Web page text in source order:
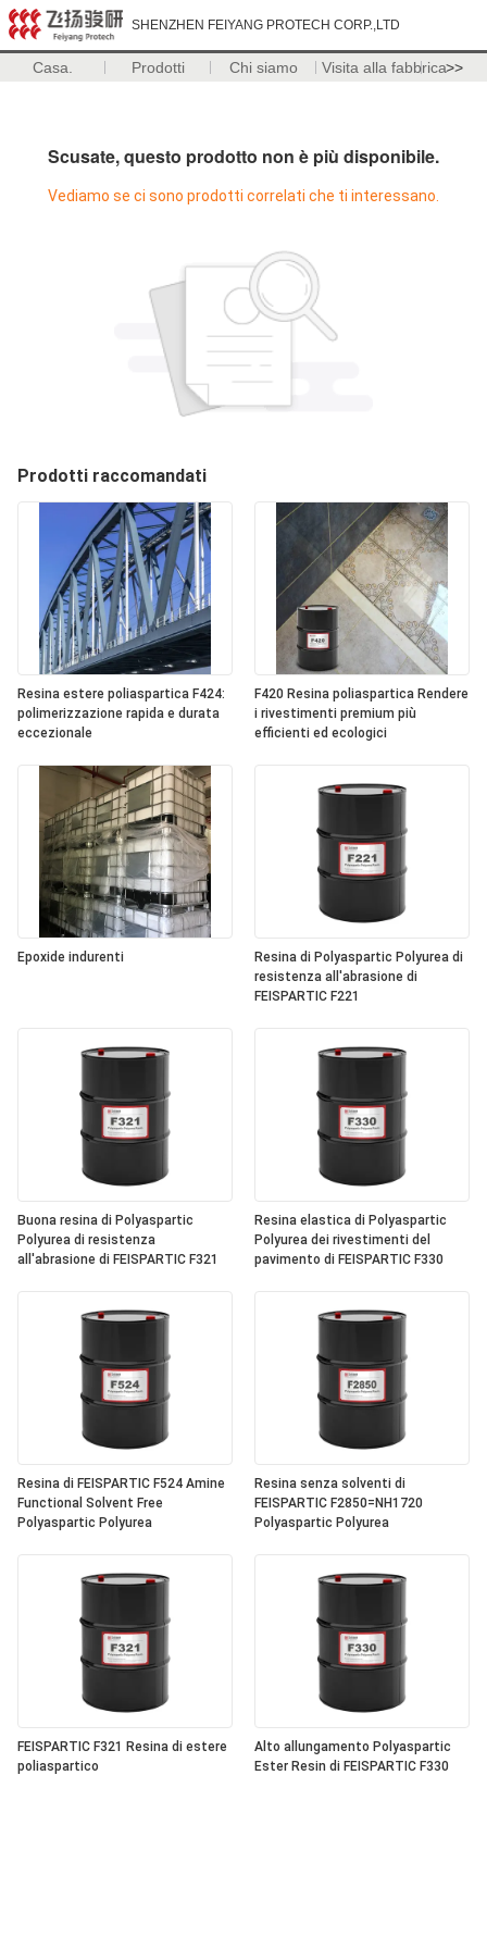
SHENZHEN FEIYANG PROTECH CORP.,LTD
Casa. Prodotti Chi siamo Visita alla fabbrica>>
Scusate, questo prodotto non è più disponibile.
Vediamo se ci sono prodotti correlati che ti interessano.
Prodotti raccomandati
Resina estere poliaspartica F424:
polimerizzazione rapida e durata
eccezionale
F420 Resina poliaspartica Rendere
i rivestimenti premium più
efficienti ed ecologici
Epoxide indurenti
Resina di Polyaspartic Polyurea di
resistenza all'abrasione di
FEISPARTIC F221
Buona resina di Polyaspartic
Polyurea di resistenza
all'abrasione di FEISPARTIC F321
Resina elastica di Polyaspartic
Polyurea dei rivestimenti del
pavimento di FEISPARTIC F330
Resina di FEISPARTIC F524 Amine
Functional Solvent Free
Polyaspartic Polyurea
Resina senza solventi di
FEISPARTIC F2850=NH1720
Polyaspartic Polyurea
FEISPARTIC F321 Resina di estere
poliaspartico
Alto allungamento Polyaspartic
Ester Resin di FEISPARTIC F330